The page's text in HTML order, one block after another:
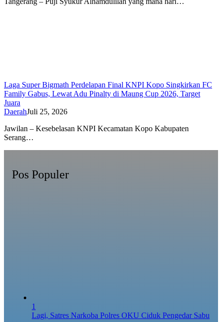
Laga Super Bigmath Perdelapan Final KNPI Kopo Singkirkan FC
Family Gabus, Lewat Adu Pinalty di Maung Cup 2026, Target
Juara
DaerahJuli 25, 2026
Jawilan – Kesebelasan KNPI Kecamatan Kopo Kabupaten
Serang…
Pos Populer
1
Lagi, Satres Narkoba Polres OKU Ciduk Pengedar Sabu